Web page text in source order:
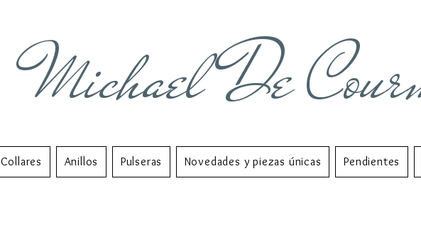
Michael De
Collares Anillos Pulseras Novedades y piezas únicas Pendientes